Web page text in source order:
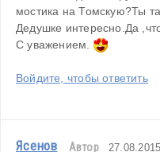
мостика на Томскую?Ты
Дедушке интересно.Да
С уважением.
Войдите, чтобы ответить
Ясенов Автор